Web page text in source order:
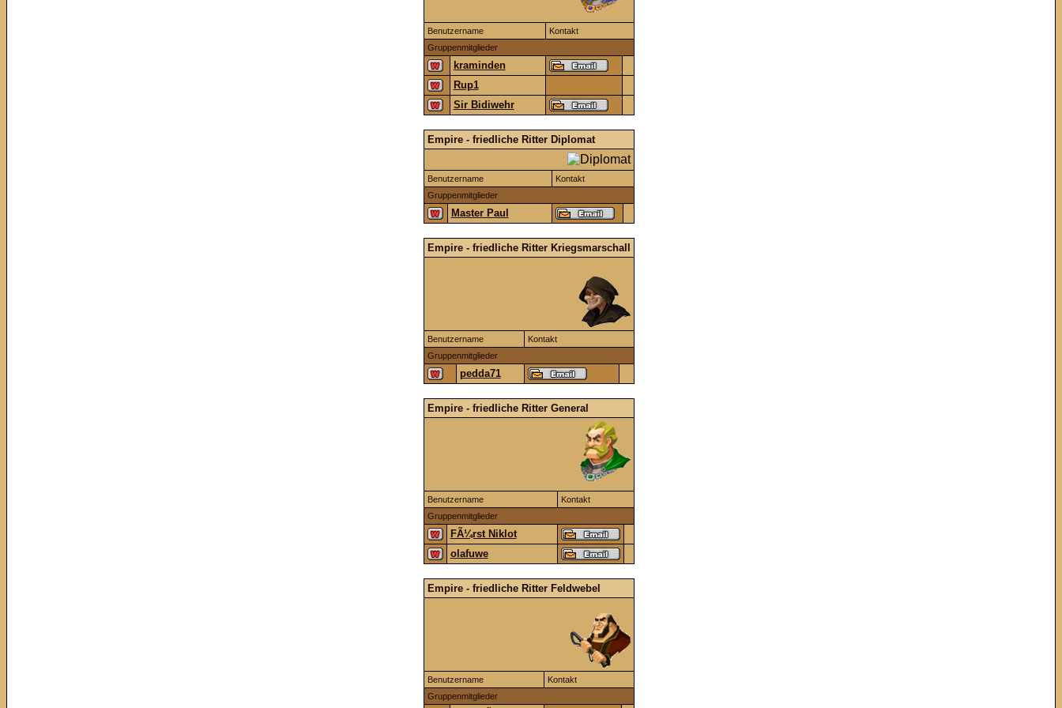
Benutzername
Kontakt
Gruppenmitglieder
kraminden
Rup1
Sir Bidiwehr
Empire - friedliche Ritter Diplomat
Benutzername
Kontakt
Gruppenmitglieder
Master Paul
Empire - friedliche Ritter Kriegsmarschall
Benutzername
Kontakt
Gruppenmitglieder
pedda71
Empire - friedliche Ritter General
Benutzername
Kontakt
Gruppenmitglieder
FÃ¼rst Niklot
olafuwe
Empire - friedliche Ritter Feldwebel
Benutzername
Kontakt
Gruppenmitglieder